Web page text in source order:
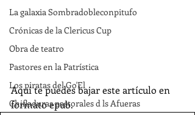
La galaxia Sombradobleconpitufo
Crónicas de la Clericus Cup
Obra de teatro
Pastores en la Patrística
Los piratas del Go'El
Chifladuras pastorales d ls Afueras
Aquí te puedes bajar este artículo en
formato epub.